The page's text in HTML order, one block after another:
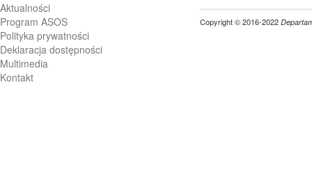
Aktualności
Program ASOS
Polityka prywatności
Deklaracja dostępności
Multimedia
Kontakt
Copyright © 2016-2022